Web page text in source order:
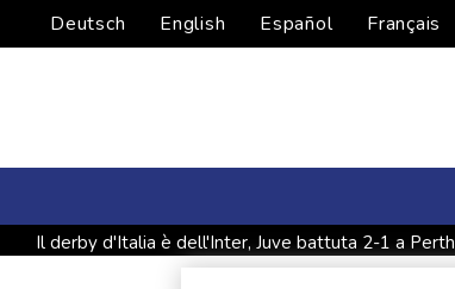
Deutsch English Español Français
Il derby d'Italia è dell'Inter, Juve battuta 2-1 a Perth